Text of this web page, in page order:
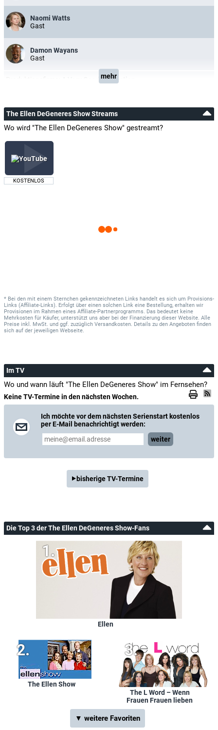
Naomi Watts
Gast
Damon Wayans
Gast
A Very Good Production
mehr
The Ellen DeGeneres Show Streams
Wo wird "The Ellen DeGeneres Show" gestreamt?
KOSTENLOS
* Bei den mit einem Sternchen gekennzeichneten Links handelt es sich um Provisions-
Links (Affiliate-Links). Erfolgt über einen solchen Link eine Bestellung, erhalten wir
Provisionen im Rahmen eines Affiliate-Partnerprogramms. Das bedeutet keine
Mehrkosten für Käufer, unterstützt uns aber bei der Finanzierung dieser Website. Alle
Preise inkl. MwSt. und ggf. zuzüglich Versandkosten. Details zu den Angeboten finden
sich auf der jeweiligen Webseite.
Im TV
Wo und wann läuft "The Ellen DeGeneres Show" im Fernsehen?
Keine TV-Termine in den nächsten Wochen.
Ich möchte vor dem nächsten Serienstart kostenlos
per E-Mail benachrichtigt werden:
weiter
bisherige TV-Termine
Die Top 3 der The Ellen DeGeneres Show-Fans
Ellen
The Ellen Show
The L Word – Wenn
Frauen Frauen lieben
▼ weitere Favoriten